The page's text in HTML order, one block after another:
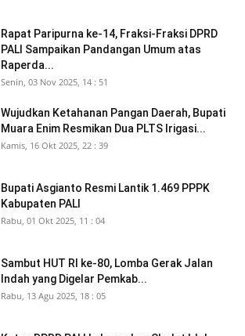
Rapat Paripurna ke-14, Fraksi-Fraksi DPRD
PALI Sampaikan Pandangan Umum atas
Raperda...
Senin, 03 Nov 2025, 14 : 51
Wujudkan Ketahanan Pangan Daerah, Bupati
Muara Enim Resmikan Dua PLTS Irigasi...
Kamis, 16 Okt 2025, 22 : 39
Bupati Asgianto Resmi Lantik 1.469 PPPK
Kabupaten PALI
Rabu, 01 Okt 2025, 11 : 04
Sambut HUT RI ke-80, Lomba Gerak Jalan
Indah yang Digelar Pemkab...
Rabu, 13 Agu 2025, 18 : 05